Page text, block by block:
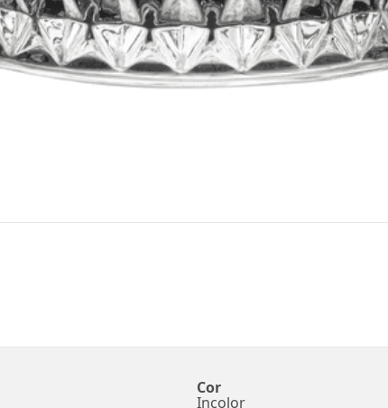
Cor
Incolor